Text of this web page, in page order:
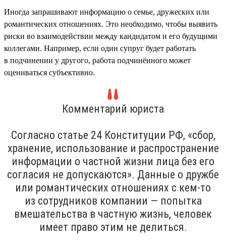
Иногда запрашивают информацию о семье, дружеских или
романтических отношениях. Это необходимо, чтобы выявить
риски во взаимодействии между кандидатом и его будущими
коллегами. Например, если один супруг будет работать
в подчинении у другого, работа подчинённого может
оцениваться субъективно.
Комментарий юриста
Согласно статье 24 Конституции РФ, «сбор,
хранение, использование и распространение
информации о частной жизни лица без его
согласия не допускаются». Данные о дружбе
или романтических отношениях с кем-то
из сотрудников компании — попытка
вмешательства в частную жизнь, человек
имеет право этим не делиться.